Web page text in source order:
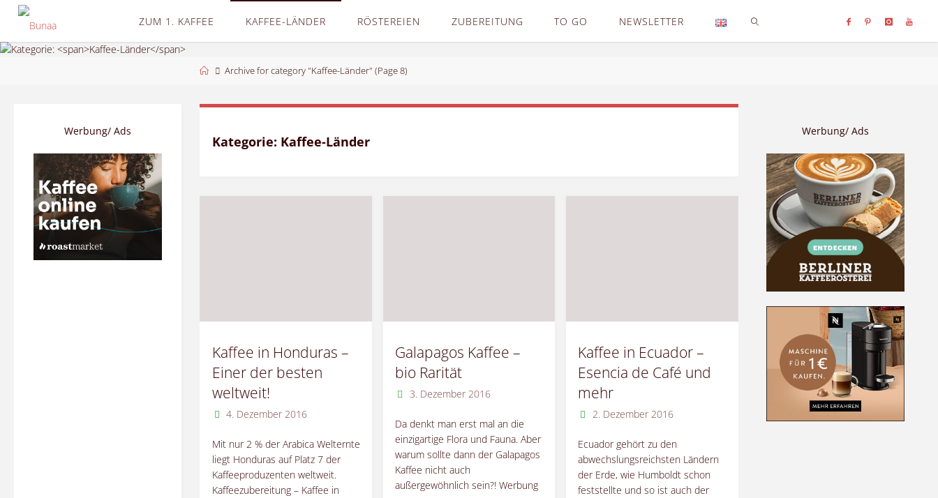
ZUM 1. KAFFEE KAFFEE-LÄNDER RÖSTEREIEN ZUBEREITUNG TO GO NEWSLETTER
HomeArchive for category "Kaffee-Länder" (Page 8)
Kategorie: Kaffee-Länder
Kaffee in Honduras –
Einer der besten
weltweit!
4. Dezember 2016
Mit nur 2 % der Arabica Welternte
liegt Honduras auf Platz 7 der
Kaffeeproduzenten weltweit.
Kaffeezubereitung – Kaffee in
Galapagos Kaffee –
bio Rarität
3. Dezember 2016
Da denkt man erst mal an die
einzigartige Flora und Fauna. Aber
warum sollte dann der Galapagos
Kaffee nicht auch
außergewöhnlich sein?! Werbung
Kaffee in Ecuador –
Esencia de Café und
mehr
2. Dezember 2016
Ecuador gehört zu den
abwechslungsreichsten Ländern
der Erde, wie Humboldt schon
feststellte und so ist auch der
Werbung/ Ads Werbung/ Ads